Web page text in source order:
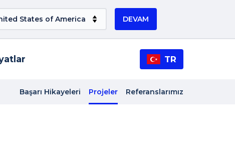
DEVAM
TR
Başarı Hikayeleri Projeler Referanslarımız